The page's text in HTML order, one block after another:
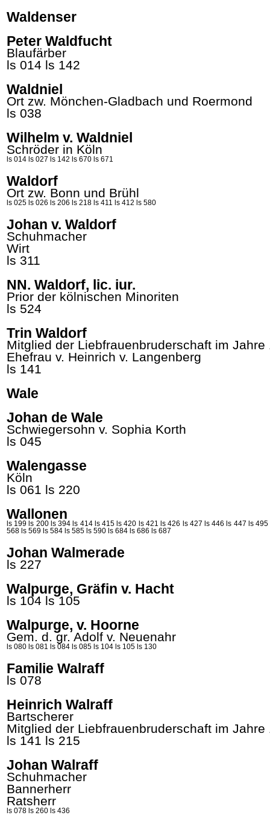
Waldenser
Peter Waldfucht
Blaufärber
ls 014 ls 142
Waldniel
Ort zw. Mönchen-Gladbach und Roermond
ls 038
Wilhelm v. Waldniel
Schröder in Köln
ls 014 ls 027 ls 142 ls 670 ls 671
Waldorf
Ort zw. Bonn und Brühl
ls 025 ls 026 ls 206 ls 218 ls 411 ls 412 ls 580
Johan v. Waldorf
Schuhmacher
Wirt
ls 311
NN. Waldorf, lic. iur.
Prior der kölnischen Minoriten
ls 524
Trin Waldorf
Mitglied der Liebfrauenbruderschaft im Jahre
Ehefrau v. Heinrich v. Langenberg
ls 141
Wale
Johan de Wale
Schwiegersohn v. Sophia Korth
ls 045
Walengasse
Köln
ls 061 ls 220
Wallonen
ls 199 ls 200 ls 394 ls 414 ls 415 ls 420 ls 421 ls 426 ls 427 ls 446 ls 447 ls 495
568 ls 569 ls 584 ls 585 ls 590 ls 684 ls 686 ls 687
Johan Walmerade
ls 227
Walpurge, Gräfin v. Hacht
ls 104 ls 105
Walpurge, v. Hoorne
Gem. d. gr.Adolf v. Neuenahr
ls 080 ls 081 ls 084 ls 085 ls 104 ls 105 ls 130
Familie Walraff
ls 078
Heinrich Walraff
Bartscherer
Mitglied der Liebfrauenbruderschaft im Jahre
ls 141 ls 215
Johan Walraff
Schuhmacher
Bannerherr
Ratsherr
ls 078 ls 260 ls 436